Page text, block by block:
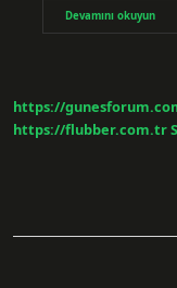
Devamını okuyun
Ağacı
https://
https://flubber.com.tr